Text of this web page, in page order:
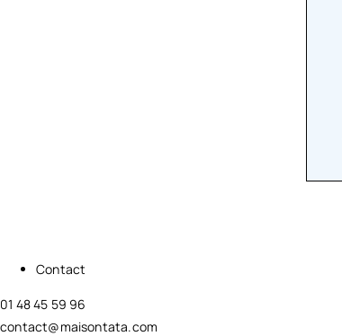
Contact
01 48 45 59 96
contact@maisontata.com